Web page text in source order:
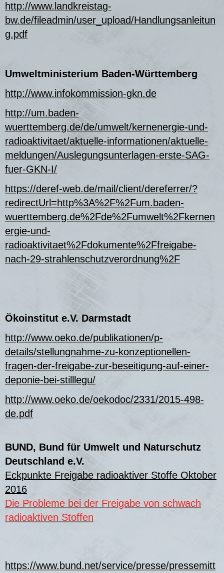
http://www.landkreistag-
bw.de/fileadmin/user_upload/Handlungsanleitun
g.pdf
Umweltministerium Baden-Württemberg
http://www.infokommission-gkn.de
http://um.baden-
wuerttemberg.de/de/umwelt/kernenergie-und-
radioaktivitaet/aktuelle-informationen/aktuelle-
meldungen/Auslegungsunterlagen-erste-SAG-
fuer-GKN-I/
https://deref-web.de/mail/client/dereferrer/?
redirectUrl=http%3A%2F%2Fum.baden-
wuerttemberg.de%2Fde%2Fumwelt%2Fkernen
ergie-und-
radioaktivitaet%2Fdokumente%2Ffreigabe-
nach-29-strahlenschutzverordnung%2F
Ökoinstitut e.V. Darmstadt
http://www.oeko.de/publikationen/p-
details/stellungnahme-zu-konzeptionellen-
fragen-der-freigabe-zur-beseitigung-auf-einer-
deponie-bei-stilllegu/
http://www.oeko.de/oekodoc/2331/2015-498-
de.pdf
BUND, Bund für Umwelt und Naturschutz
Deutschland e.V.
Eckpunkte Freigabe radioaktiver Stoffe Oktober
2016
Die Probleme bei der Freigabe von schwach
radioaktiven Stoffen
https://www.bund.net/service/presse/pressemitt